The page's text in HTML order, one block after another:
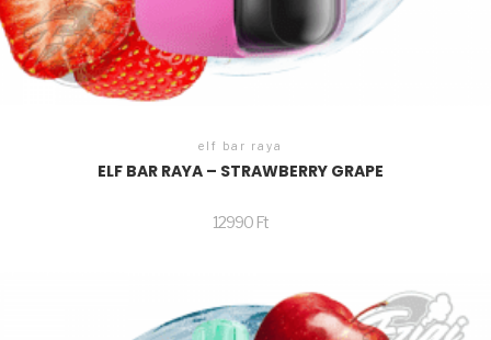
elf bar raya
ELF BAR RAYA – STRAWBERRY GRAPE
12990 Ft